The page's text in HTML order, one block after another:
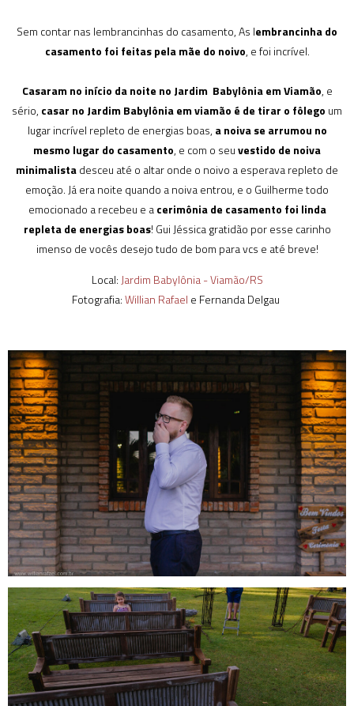
Sem contar nas lembrancinhas do casamento, As lembrancinha do
casamento foi feitas pela mãe do noivo, e foi incrível.
Casaram no início da noite no Jardim Babylônia em Viamão, e
sério, casar no Jardim Babylônia em viamão é de tirar o fôlego um
lugar incrível repleto de energias boas, a noiva se arrumou no
mesmo lugar do casamento, e com o seuvestido de noiva
minimalistadesceu até o altar onde o noivo a esperava repleto de
emoção. Já era noite quando a noiva entrou, e o Guilherme todo
emocionado a recebeu e acerimônia de casamento foi linda
repleta de energias boas! Gui Jéssica gratidão por esse carinho
imenso de vocês desejo tudo de bom para vcs e até breve!
Local: Jardim Babylônia - Viamão/RS
Fotografia:Willian Rafael e Fernanda Delgau